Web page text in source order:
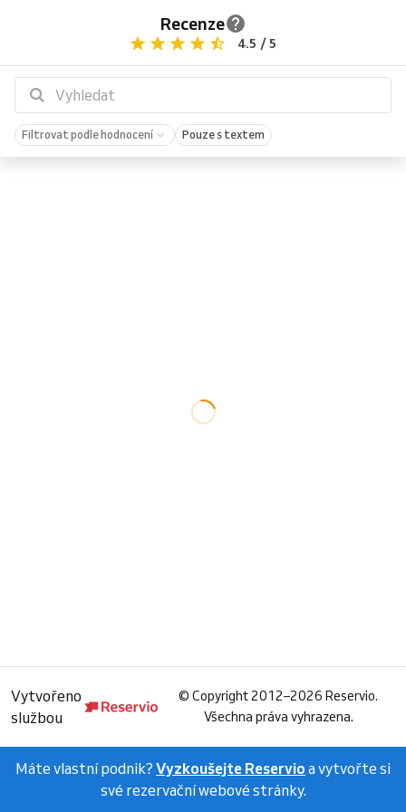
Recenze
4.5 / 5
Filtrovat podle hodnocení Pouze s textem
Vytvořeno
službou
© Copyright 2012–2026 Reservio.
Všechna práva vyhrazena.
Máte vlastní podnik? Vyzkoušejte Reservio a vytvořte si
své rezervační webové stránky.